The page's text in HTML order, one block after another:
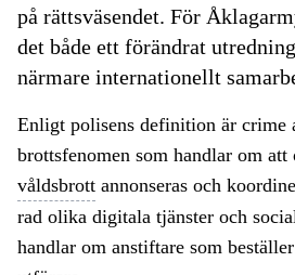
på rättsväsendet. För
det både ett förändrat
närmare internationellt
Enligt polisens definition är crime
brottsfenomen som handlar om
våldsbrott annonseras och
rad olika digitala tjänster och
handlar om anstiftare som